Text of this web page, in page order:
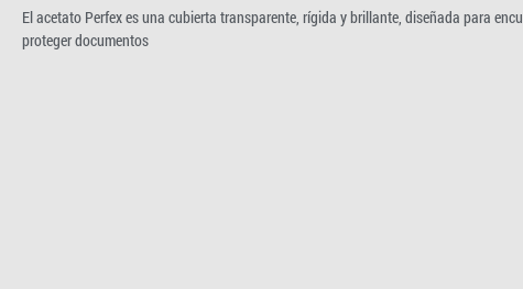
El acetato Perfex es una cubierta transparente, rígida y brillante, diseñada para
proteger documentos